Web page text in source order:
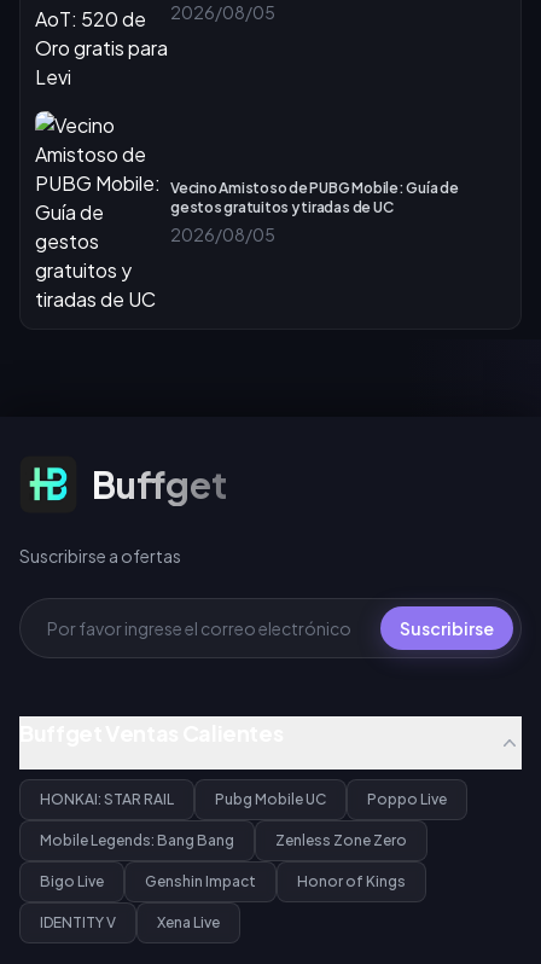
2026/08/05
Vecino Amistoso de PUBG Mobile: Guía de
gestos gratuitos y tiradas de UC
2026/08/05
Suscribirse a ofertas
Buffget
Suscribirse a ofertas
Suscribirse
HONKAI: STAR RAIL Pubg Mobile UC Poppo Live
Mobile Legends: Bang Bang Zenless Zone Zero
Bigo Live Genshin Impact Honor of Kings
IDENTITY V Xena Live